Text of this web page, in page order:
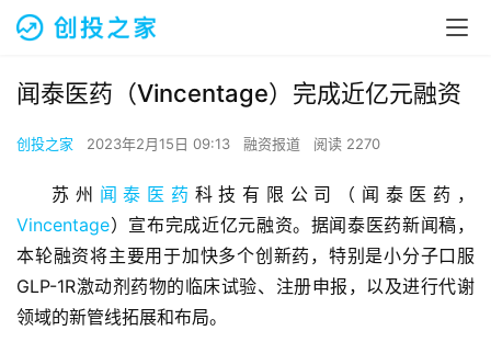
闻泰医药（Vincentage）完成近亿元融资
创投之家 2023年2月15日 09:13 融资报道 阅读 2270
苏州 闻泰医药 科技有限公司（闻泰医药，
Vincentage）宣布完成近亿元融资。据闻泰医药新闻稿，
本轮融资将主要用于加快多个创新药，特别是小分子口服
GLP-1R激动剂药物的临床试验、注册申报，以及进行代谢
领域的新管线拓展和布局。